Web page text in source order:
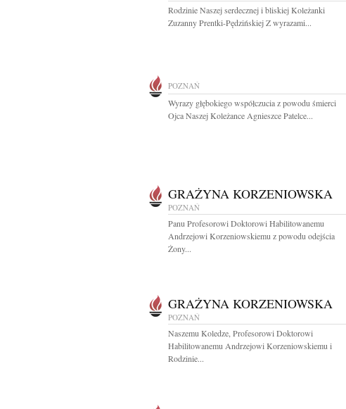
Rodzinie Naszej serdecznej i bliskiej Koleżanki
Zuzanny Prentki-Pędzińskiej Z wyrazami...
POZNAŃ
Wyrazy głębokiego współczucia z powodu śmierci
Ojca Naszej Koleżance Agnieszce Patelce...
GRAŻYNA KORZENIOWSKA
POZNAŃ
Panu Profesorowi Doktorowi Habilitowanemu
Andrzejowi Korzeniowskiemu z powodu odejścia
Żony...
GRAŻYNA KORZENIOWSKA
POZNAŃ
Naszemu Koledze, Profesorowi Doktorowi
Habilitowanemu Andrzejowi Korzeniowskiemu i
Rodzinie...